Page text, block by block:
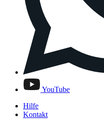
YouTube
Hilfe
Kontakt